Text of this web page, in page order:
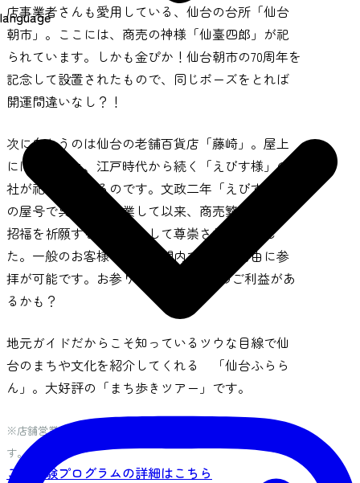
language
店事業者さんも愛用している、仙台の台所「仙台
朝市」。ここには、商売の神様「仙臺四郎」が祀
られています。しかも金ぴか！仙台朝市の70周年を
記念して設置されたもので、同じポーズをとれば
開運間違いなし？！
次に向かうのは仙台の老舗百貨店「藤崎」。屋上
には、なんと、江戸時代から続く「えびす様」の
社が祀られているのです。文政二年「えびす屋」
の屋号で呉服商を創業して以来、商売繁盛と除災
招福を祈願する氏神様として尊崇されてきまし
た。一般のお客様も営業時間内であれば自由に参
拝が可能です。お参りすれば200年分のご利益があ
るかも？
地元ガイドだからこそ知っているツウな目線で仙
台のまちや文化を紹介してくれる 「仙台ふらら
ん」。大好評の「まち歩きツアー」です。
※店舗営業日などの都合で訪問地が変更となる場合がございま
す。
この体験プログラムの詳細はこちら